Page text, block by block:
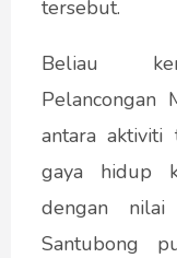
tersebut.
Beliau
Pelancongan
antara aktiviti
gaya hidup
dengan
Santubong